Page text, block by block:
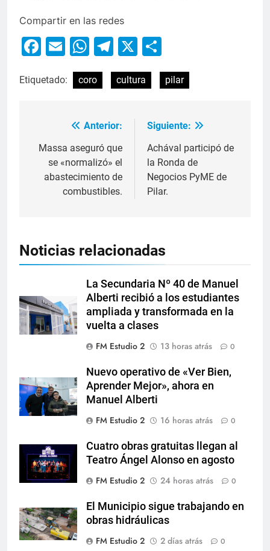
Compartir en las redes
Facebook
EmailWhatsApp
Telegram
X
Etiquetado: coro cultura pilar
Anterior:
Massa aseguró que
se «normalizó» el
abastecimiento de
combustibles.
Siguiente:
Achával participó de
la Ronda de
Negocios PyME de
Pilar.
Noticias relacionadas
La Secundaria Nº 40 de Manuel
Alberti recibió a los estudiantes
ampliada y transformada en la
vuelta a clases
FM Estudio 2
13 horas atrás 0
Nuevo operativo de «Ver Bien,
Aprender Mejor», ahora en
Manuel Alberti
FM Estudio 2
16 horas atrás 0
Cuatro obras gratuitas llegan al
Teatro Ángel Alonso en agosto
FM Estudio 2
24 horas atrás 0
El Municipio sigue trabajando en
obras hidráulicas
FM Estudio 2
2 días atrás 0